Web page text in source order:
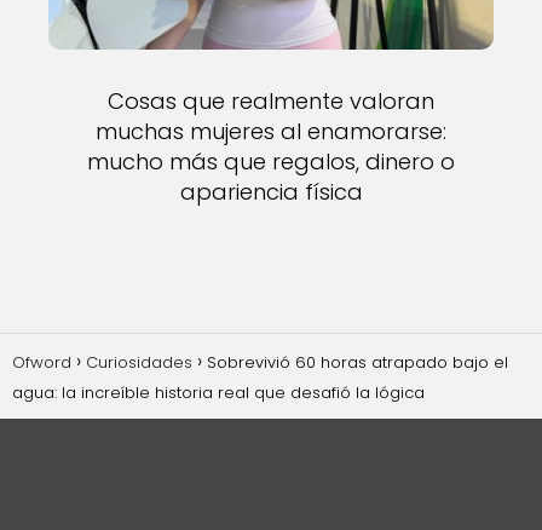
Cosas que realmente valoran
muchas mujeres al enamorarse:
mucho más que regalos, dinero o
apariencia física
Ofword Curiosidades
Sobrevivió 60 horas atrapado bajo el
agua: la increíble historia real que desafió la lógica